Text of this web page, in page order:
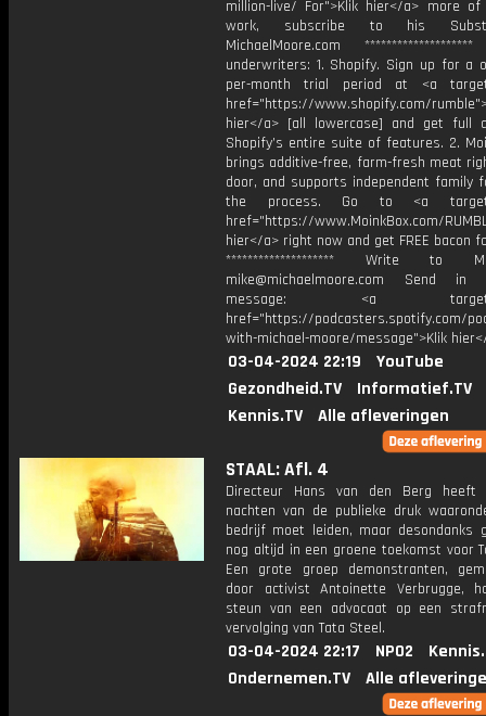
million-live/ For">Klik hier</a> more of
work, subscribe to his
MichaelMoore.com
underwriters: 1. Shopify. Sign up for a
per-month trial period at ⁠<a
href="https://www.shopify.com/
hier</a> [all lowercase] and get full
Shopify’s entire suite of features. 2.
brings additive-free, farm-fresh meat
door, and supports independent family
the process. Go to ⁠<a
href="https://www.MoinkBox.com/
hier</a> right now and get FREE bacon
******************** Write to
⁠mike@michaelmoore.com Send
message: <a
href="https://podcasters.spotify.com/
with-michael-moore/message">Klik
03-04-2024 22:19
YouTube
Gezondheid.TV
Informatief.TV
Kennis.TV
Alle afleveringen
STAAL: Afl. 4
Directeur Hans van den Berg heeft
nachten van de publieke druk
bedrijf moet leiden, maar desondanks
nog altijd in een groene toekomst voor
Een grote groep demonstranten,
door activist Antoinette Verbrugge,
steun van een advocaat op een
vervolging van Tata Steel.
03-04-2024 22:17 NPO2
Ondernemen.TV
Alle